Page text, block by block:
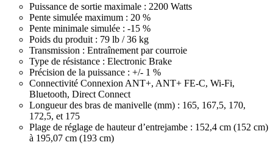
Puissance de sortie maximale : 2200 Watts
Pente simulée maximum : 20 %
Pente minimale simulée : -15 %
Poids du produit : 79 lb / 36 kg
Transmission : Entraînement par courroie
Type de résistance : Electronic Brake
Précision de la puissance : +/- 1 %
Connectivité Connexion ANT+, ANT+ FE-C, Wi-Fi,
Bluetooth, Direct Connect
Longueur des bras de manivelle (mm) : 165, 167,5, 170,
172,5, et 175
Plage de réglage de hauteur d’entrejambe : 152,4 cm (152 cm)
à 195,07 cm (193 cm)